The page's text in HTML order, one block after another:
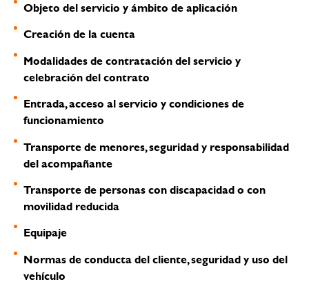
Objeto del servicio y ámbito de aplicación
Creación de la cuenta
Modalidades de contratación del servicio y
celebración del contrato
Entrada, acceso al servicio y condiciones de
funcionamiento
Transporte de menores, seguridad y responsabilidad
del acompañante
Transporte de personas con discapacidad o con
movilidad reducida
Equipaje
Normas de conducta del cliente, seguridad y uso del
vehículo